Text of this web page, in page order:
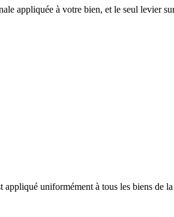
appliquée à votre bien, et le seul levier
uniformément à tous les biens de